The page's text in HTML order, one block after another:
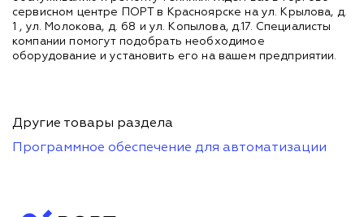
сервисном центре ПОРТ в Красноярске на ул. Крылова, д.
1 , ул. Молокова, д. 68 и ул. Копылова, д.17. Специалисты
компании помогут подобрать необходимое
оборудование и установить его на вашем предприятии.
Другие товары раздела
Программное обеспечение для автоматизации